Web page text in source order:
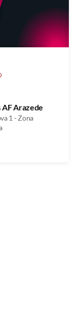
AF Arazede
1 - Zona